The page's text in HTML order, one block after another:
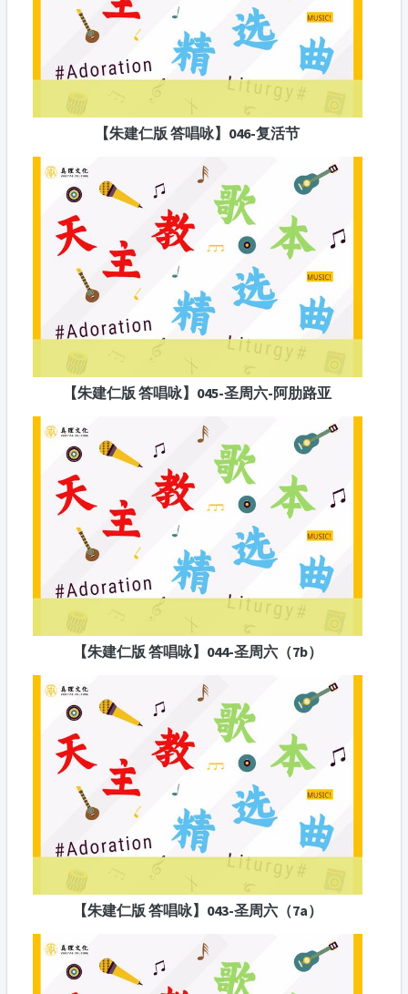
【朱建仁版 答唱咏】046-复活节
【朱建仁版 答唱咏】045-圣周六-阿肋路亚
【朱建仁版 答唱咏】044-圣周六（7b）
【朱建仁版 答唱咏】043-圣周六（7a）